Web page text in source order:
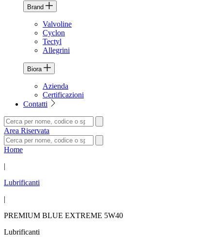
Brand
Valvoline
Cyclon
Tectyl
Allegrini
Biora
Azienda
Certificazioni
Contatti
Area Riservata
Home
|
Lubrificanti
|
PREMIUM BLUE EXTREME 5W40
Lubrificanti